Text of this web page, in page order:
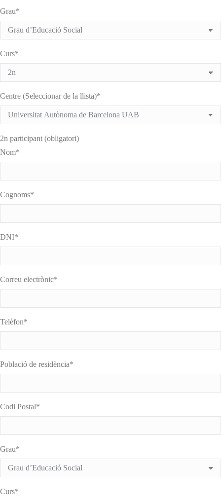
Grau*
Curs*
Centre (Seleccionar de la llista)*
2n participant (obligatori)
Nom*
Cognoms*
DNI*
Correu electrònic*
Telèfon*
Població de residència*
Codi Postal*
Grau*
Curs*